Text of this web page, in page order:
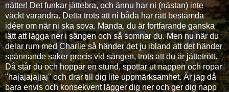
nätter! Det funkar jättebra, och ännu har ni (nästan) inte
väckt varandra. Detta trots att ni båda har rätt bestämda
idéer om när ni ska sova. Manda, du är fortfarande ganska
lätt att lägga ner i sängen och så somnar du. Men nu när du
delar rum med Charlie så händer det ju ibland att det händer
spännande saker precis vid sängen, trots att du är jättetrött.
Då står du och hoppar en stund, spottar ut nappen och ropar
"hajajajajjaj" och drar till dig lite uppmärksamhet. Är jag då
bara envis och konsekvent lägger dig ner och ger dig napp